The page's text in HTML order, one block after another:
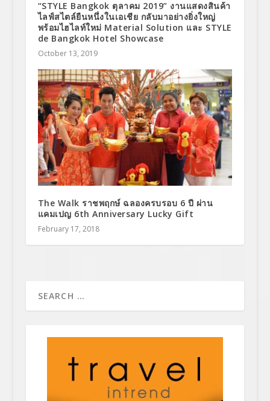
“STYLE Bangkok ตุลาคม 2019” งานแสดงสินค้า
ไลฟ์สไตล์ยืนหนึ่งในเอเชีย กลับมาอย่างยิ่งใหญ่
พร้อมไฮไลท์ใหม่ Material Solution และ STYLE
de Bangkok Hotel Showcase
October 13, 2019
The Walk ราชพฤกษ์ ฉลองครบรอบ 6 ปี ผ่าน
แคมเปญ 6th Anniversary Lucky Gift
February 17, 2018